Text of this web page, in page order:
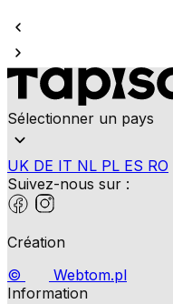
Sélectionner un pays
UK DE IT NL PL ES RO
Suivez-nous sur :
Création
©
Webtom.pl
Information